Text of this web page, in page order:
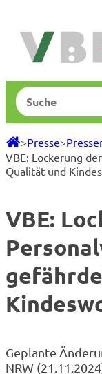
springen
Suchen
>Presse>
VBE: Lockerung
Qualität und
VBE:
Geplante
NRW